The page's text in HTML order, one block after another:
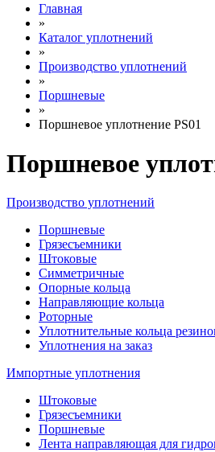
Главная
»
Каталог уплотнений
»
Производство уплотнений
»
Поршневые
»
Поршневое уплотнение PS01
Поршневое
Производство уплотнений
Поршневые
Грязесъемники
Штоковые
Симметричные
Опорные кольца
Направляющие кольца
Роторные
Уплотнительные кольца
Уплотнения на заказ
Импортные уплотнения
Штоковые
Грязесъемники
Поршневые
Лента направляющая для